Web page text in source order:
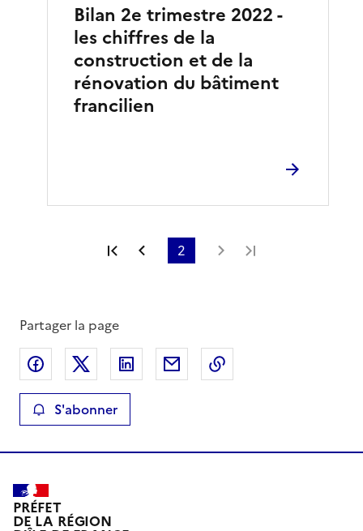
Bilan 2e trimestre 2022 -
les chiffres de la
construction et de la
rénovation du bâtiment
francilien
Première page
Page précédente
2 Page suivante
Partager la page
Partager sur Facebook
Partager sur XPartager sur LinkedIn
Partager par email
S'abonner
PRÉFET
DE LA RÉGION